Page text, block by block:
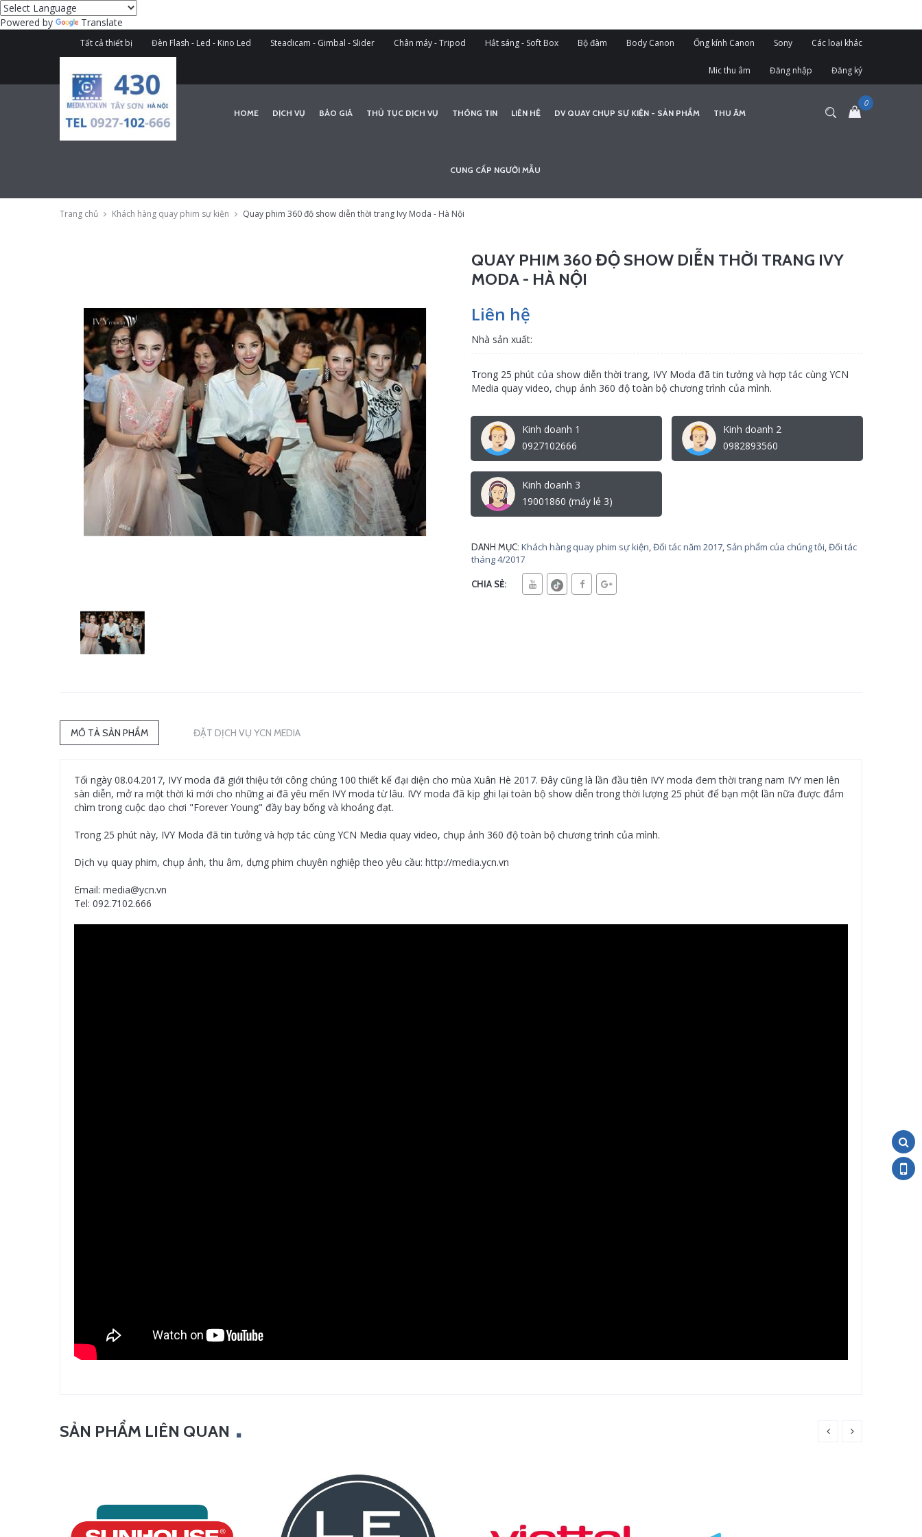
Powered by Translate
Tất cả thiết bị Đèn Flash - Led - Kino Led Steadicam - Gimbal - Slider Chân máy - Tripod Hắt sáng - Soft Box Bộ đàm Body Canon Ống kính Canon Sony Các loại khác
Mic thu âm Đăng nhập Đăng ký
HOME DỊCH VỤ BÁO GIÁ THỦ TỤC DỊCH VỤ THÔNG TIN LIÊN HỆ DV QUAY CHỤP SỰ KIỆN - SẢN PHẨM THU ÂM
CUNG CẤP NGƯỜI MẪU
Trang chủ Khách hàng quay phim sự kiện Quay phim 360 độ show diễn thời trang Ivy Moda - Hà Nội
QUAY PHIM 360 ĐỘ SHOW DIỄN THỜI TRANG IVY
MODA - HÀ NỘI
Liên hệ
Nhà sản xuất:
Trong 25 phút của show diễn thời trang, IVY Moda đã tin tưởng và hợp tác cùng YCN
Media quay video, chụp ảnh 360 độ toàn bộ chương trình của mình.
Kinh doanh 1
0927102666
Kinh doanh 2
0982893560
Kinh doanh 3
19001860 (máy lẻ 3)
DANH MỤC: Khách hàng quay phim sự kiện,Đối tác năm 2017, Sản phẩm của chúng tôi,Đối tác
tháng 4/2017
CHIA SẺ:
MÔ TẢ SẢN PHẨM ĐẶT DỊCH VỤ YCN MEDIA
Tối ngày 08.04.2017, IVY moda đã giới thiệu tới công chúng 100 thiết kế đại diện cho mùa Xuân Hè 2017. Đây cũng là lần đầu tiên IVY moda đem thời trang nam IVY men lên
sàn diễn, mở ra một thời kì mới cho những ai đã yêu mến IVY moda từ lâu. IVY moda đã kịp ghi lại toàn bộ show diễn trong thời lượng 25 phút để bạn một lần nữa được đắm
chìm trong cuộc dạo chơi "Forever Young" đầy bay bổng và khoáng đạt.
Trong 25 phút này, IVY Moda đã tin tưởng và hợp tác cùng YCN Media quay video, chụp ảnh 360 độ toàn bộ chương trình của mình.
Dịch vụ quay phim, chụp ảnh, thu âm, dựng phim chuyên nghiệp theo yêu cầu: http://media.ycn.vn
Email: media@ycn.vn
Tel: 092.7102.666
SẢN PHẨM LIÊN QUAN